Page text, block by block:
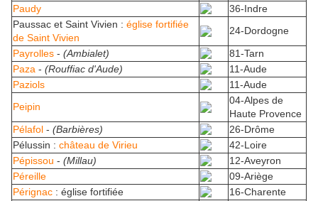
Paudy
36-Indre
Paussac et Saint Vivien : église fortifiée
de Saint Vivien
24-Dordogne
Payrolles - (Ambialet)
81-Tarn
Paza - (Rouffiac d'Aude)
11-Aude
Paziols
11-Aude
Peipin
04-Alpes de
Haute Provence
Pélafol - (Barbières)
26-Drôme
Pélussin : château de Virieu
42-Loire
Pépissou - (Millau)
12-Aveyron
Péreille
09-Ariège
Pérignac : église fortifiée
16-Charente